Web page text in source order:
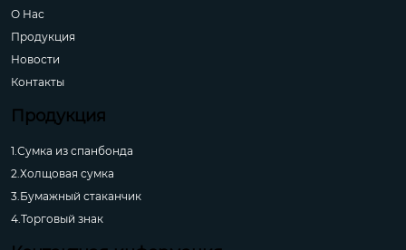
О Hас
Продукция
Новости
Контакты
Продукция
1.Сумка из спанбонда
2.Холщовая сумка
3.Бумажный стаканчик
4.Торговый знак